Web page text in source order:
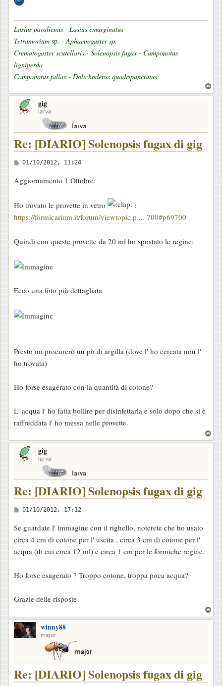
Lasius paralienus - Lasius emarginatus
Tetramorium sp. -Aphaenogaster sp.
Crematogaster scutellaris - Solenopsis fugax - Camponotus
ligniperda
Camponotus fallax - Dolichoderus quadripunctatus
o
gig
larva
Re: [DIARIO] Solenopsis fugax di gig
M
s
a
g
i
01/10/2012, 11:24
Aggiornamento 1 Ottobre:
Ho trovato le provette in vetro
:
https://formicarium.it/forum/viewtopic.p ... 700#p69700
Quindi con queste provette da 20 ml ho spostato le regine:
Ecco una foto più dettagliata.
Presto mi procurerò un pò di argilla (dove l' ho cercata non l'
ho trovata)
Ho forse esagerato con la quantità di cotone?
L' acqua l' ho fatta bollire per disinfettarla e solo dopo che si è
raffreddata l' ho messa nelle provette.
o
gig
larva
Re: [DIARIO] Solenopsis fugax di gig
M
s
s
a
g
o
01/10/2012, 17:12
Se guardate l' immagine con il righello, noterete che ho usato
circa 4 cm di cotone per l' uscita , circa 3 cm di cotone per l'
acqua (di cui circa 12 ml) e circa 1 cm per le formiche regine.
Ho forse esagerato ? Troppo cotone, troppa poca acqua?
Grazie delle risposte
o
winny88
major
Re: [DIARIO] Solenopsis fugax di gig